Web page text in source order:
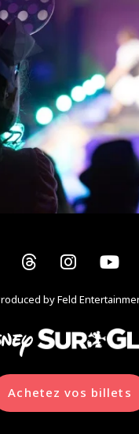
Threads
by Feld
Achetez vos billets